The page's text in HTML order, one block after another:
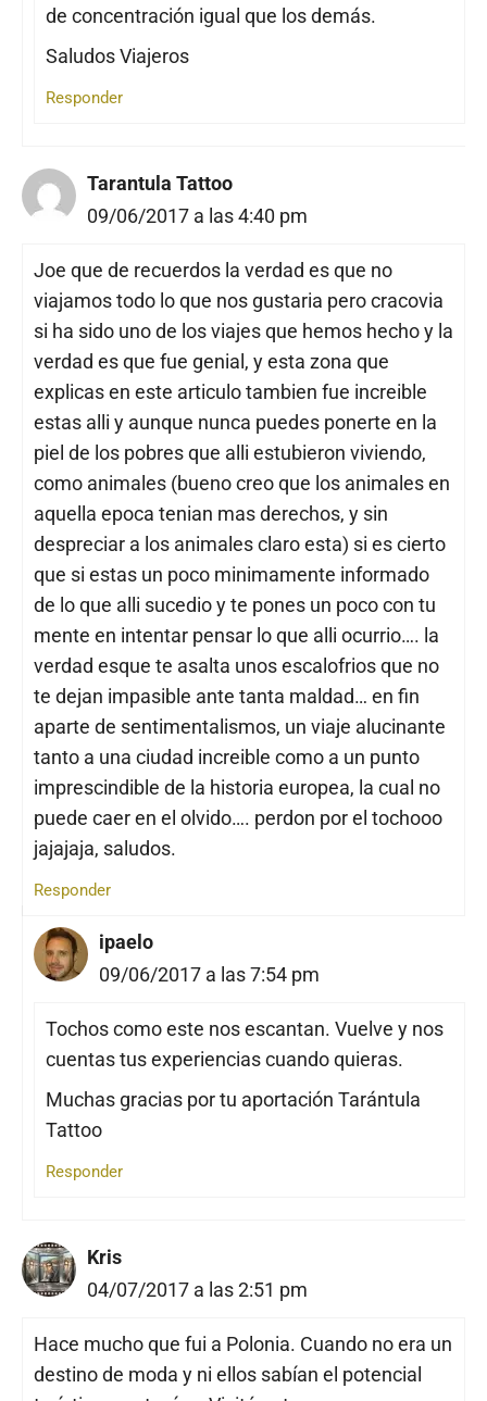
de concentración igual que los demás.
Saludos Viajeros
Responder
Tarantula Tattoo
09/06/2017 a las 4:40 pm
Joe que de recuerdos la verdad es que no
viajamos todo lo que nos gustaria pero cracovia
si ha sido uno de los viajes que hemos hecho y la
verdad es que fue genial, y esta zona que
explicas en este articulo tambien fue increible
estas alli y aunque nunca puedes ponerte en la
piel de los pobres que alli estubieron viviendo,
como animales (bueno creo que los animales en
aquella epoca tenian mas derechos, y sin
despreciar a los animales claro esta) si es cierto
que si estas un poco minimamente informado
de lo que alli sucedio y te pones un poco con tu
mente en intentar pensar lo que alli ocurrio…. la
verdad esque te asalta unos escalofrios que no
te dejan impasible ante tanta maldad… en fin
aparte de sentimentalismos, un viaje alucinante
tanto a una ciudad increible como a un punto
imprescindible de la historia europea, la cual no
puede caer en el olvido…. perdon por el tochooo
jajajaja, saludos.
Responder
ipaelo
09/06/2017 a las 7:54 pm
Tochos como este nos escantan. Vuelve y nos
cuentas tus experiencias cuando quieras.
Muchas gracias por tu aportación Tarántula
Tattoo
Responder
Kris
04/07/2017 a las 2:51 pm
Hace mucho que fui a Polonia. Cuando no era un
destino de moda y ni ellos sabían el potencial